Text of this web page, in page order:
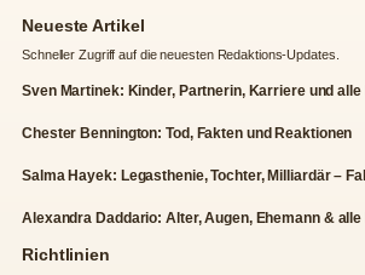
Neueste Artikel
Schneller Zugriff auf die neuesten Redaktions-Updates.
Sven Martinek: Kinder, Partnerin, Karriere und alle
Chester Bennington: Tod, Fakten und Reaktionen
Salma Hayek: Legasthenie, Tochter, Milliardär –
Alexandra Daddario: Alter, Augen, Ehemann & alle
Richtlinien